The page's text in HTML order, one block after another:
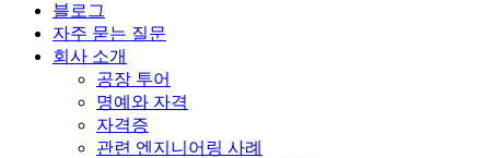
블로그
자주 묻는 질문
회사 소개
공장 투어
명예와 자격
자격증
관련 엔지니어링 사례